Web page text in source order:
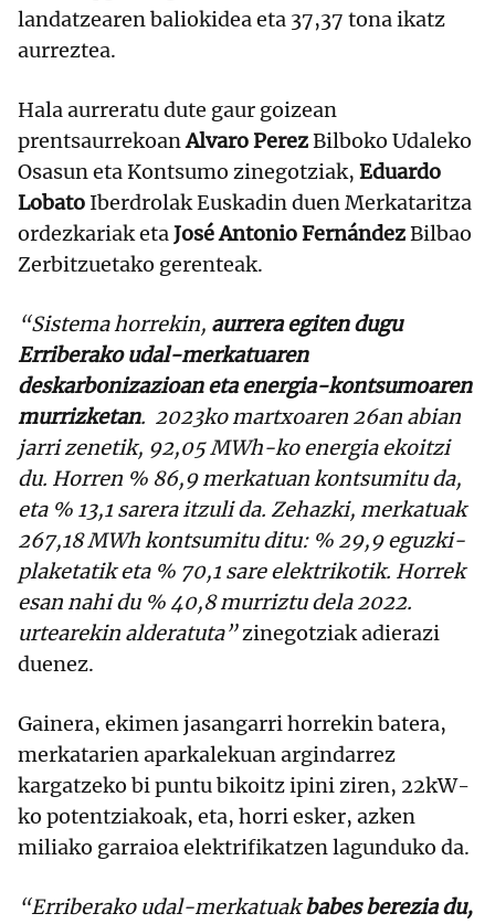
landatzearen baliokidea eta 37,37 tona ikatz
aurreztea.
Hala aurreratu dute gaur goizean
prentsaurrekoanAlvaro PerezBilboko Udaleko
Osasun eta Kontsumo zinegotziak, Eduardo
Lobato Iberdrolak Euskadin duen Merkataritza
ordezkariak etaJosé Antonio FernándezBilbao
Zerbitzuetako gerenteak.
“Sistema horrekin, aurrera egiten dugu
Erriberako udal-merkatuaren
deskarbonizazioan eta energia-kontsumoaren
murrizketan. 2023ko martxoaren 26an abian
jarri zenetik, 92,05 MWh-ko energia ekoitzi
du. Horren % 86,9 merkatuan kontsumitu da,
eta % 13,1 sarera itzuli da. Zehazki, merkatuak
267,18 MWh kontsumitu ditu: % 29,9 eguzki-
plaketatik eta % 70,1 sare elektrikotik. Horrek
esan nahi du % 40,8 murriztu dela 2022.
urtearekin alderatuta”zinegotziak adierazi
duenez.
Gainera, ekimen jasangarri horrekin batera,
merkatarien aparkalekuan argindarrez
kargatzeko bi puntu bikoitz ipini ziren, 22kW-
ko potentziakoak, eta, horri esker, azken
miliako garraioa elektrifikatzen lagunduko da.
“Erriberako udal-merkatuakbabes berezia du,